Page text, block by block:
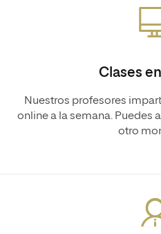
Clases
Nuestros profesores
online a la semana. Puedes
otro